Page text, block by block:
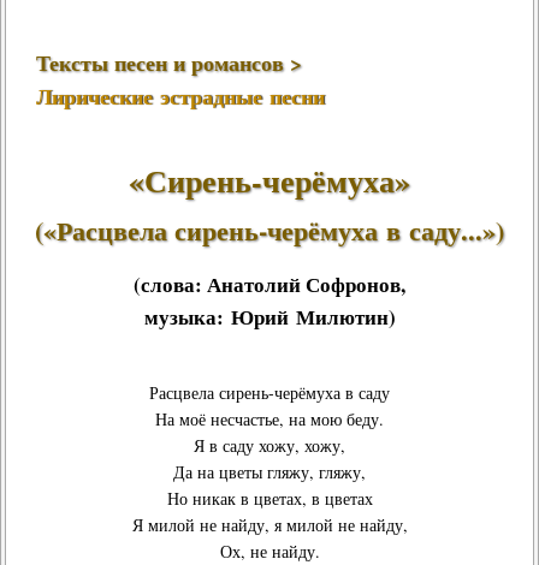
Тексты песен и романсов >
Лирические эстрадные песни
«Сирень-черёмуха»
(«Расцвела сирень-черёмуха в саду...»)
(слова: Анатолий Софронов,
музыка: Юрий Милютин)
Расцвела сирень-черёмуха в саду
На моё несчастье, на мою беду.
Я в саду хожу, хожу,
Да на цветы гляжу, гляжу,
Но никак в цветах, в цветах
Я милой не найду, я милой не найду,
Ох, не найду.